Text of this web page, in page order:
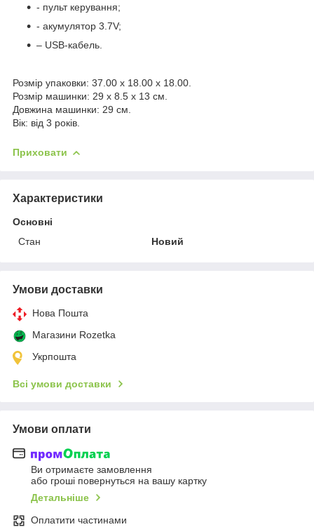
- пульт керування;
- акумулятор 3.7V;
– USB-кабель.
Розмір упаковки: 37.00 x 18.00 x 18.00.
Розмір машинки: 29 x 8.5 x 13 см.
Довжина машинки: 29 см.
Вік: від 3 років.
Приховати
Характеристики
Основні
Стан
Новий
Умови доставки
Нова Пошта
Магазини Rozetka
Укрпошта
Всі умови доставки
Умови оплати
Ви отримаєте замовлення
або гроші повернуться на вашу картку
Детальніше
Оплатити частинами